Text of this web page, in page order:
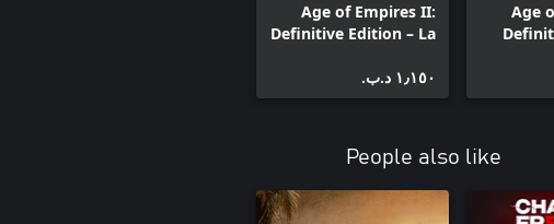
Age
Age of Empires II:
Definitive Edition – La
Animated Icons
١٫١٥٠ د.ب.‏
People also like